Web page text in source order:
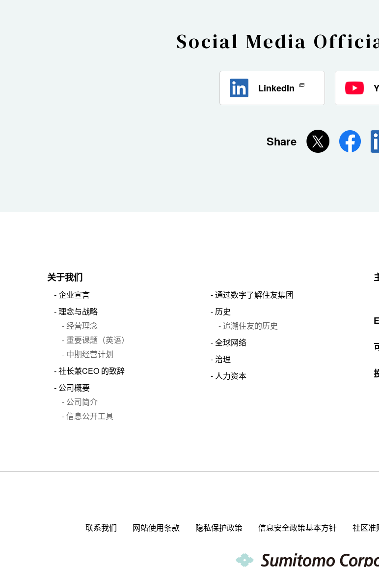
Social Media
LinkedIn
Share
关于我们
企业宣言
理念与战略
经营理念
重要课题（英语）
中期经营计划
社长兼CEO 的致辞
公司概要
公司简介
信息公开工具
通过数字了解住友集团
历史
追溯住友的历史
全球网络
治理
人力资本
联系我们 网站使用条款 隐私保护政策 信息安全政策基本方针 社区准